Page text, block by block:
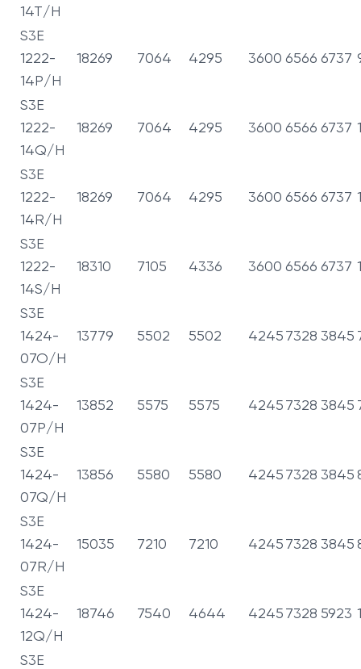
14T/H
S3E
1222-
14P/H
18269 7064 4295 3600 6566 6737
S3E
1222-
14Q/H
18269 7064 4295 3600 6566 6737
S3E
1222-
14R/H
18269 7064 4295 3600 6566 6737
S3E
1222-
14S/H
18310 7105 4336 3600 6566 6737
S3E
1424-
07O/H
13779 5502 5502 42457328 3845
S3E
1424-
07P/H
13852 5575 5575 42457328 3845
S3E
1424-
07Q/H
13856 5580 5580 42457328 3845
S3E
1424-
07R/H
15035 7210 7210 42457328 3845
S3E
1424-
12Q/H
18746 7540 4644 42457328 5923
S3E